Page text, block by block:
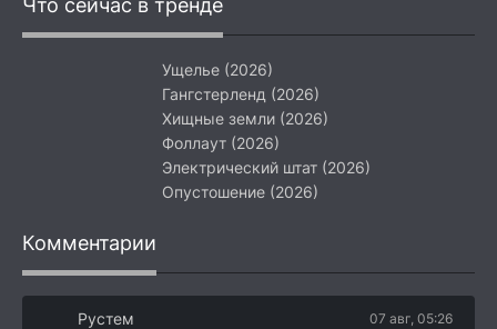
Что сейчас в тренде
Ущелье (2026)
Гангстерленд (2026)
Хищные земли (2026)
Фоллаут (2026)
Электрический штат (2026)
Опустошение (2026)
Комментарии
Рустем 07 авг, 05:26